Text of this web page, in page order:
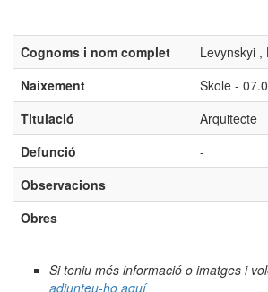
Cognoms i nom complet
Levynskyi ,
Naixement
Skole -
Titulació
Arquitecte
Defunció
-
Observacions
Obres
Si teniu més informació o imatges i
adjunteu-ho aquí